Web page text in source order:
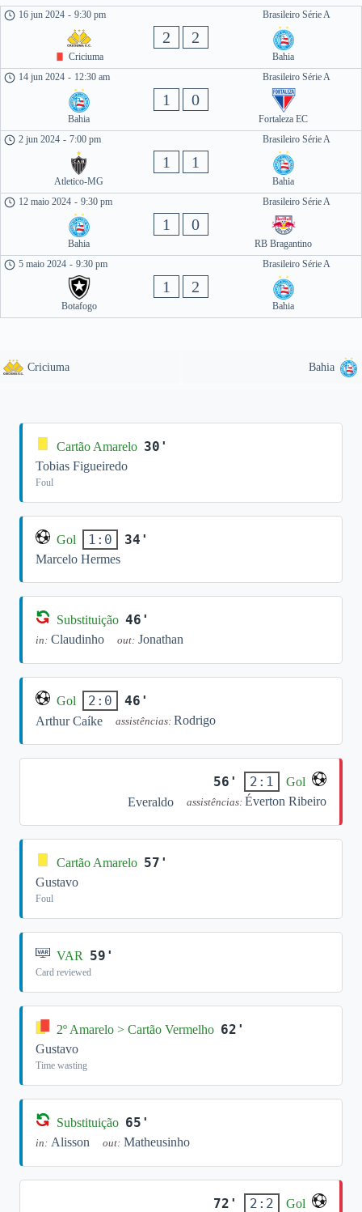
Brasileiro Série A
16 jun 2024 - 9:30 pm
Criciuma
2 2
Bahia
Brasileiro Série A
14 jun 2024 - 12:30 am
Bahia
1 0
Fortaleza EC
Brasileiro Série A
2 jun 2024 - 7:00 pm
Atletico-MG
1 1
Bahia
Brasileiro Série A
12 maio 2024 - 9:30 pm
Bahia
1 0
RB Bragantino
Brasileiro Série A
5 maio 2024 - 9:30 pm
Botafogo
1 2
Bahia
Criciuma Bahia
Cartão Amarelo 30'
Tobias Figueiredo
Foul
Gol 1:0 34'
Marcelo Hermes
Substituição 46'
in: Claudinho out: Jonathan
Gol 2:0 46'
Arthur Caíke assistências: Rodrigo
56' 2:1
Gol
Everaldo
assistências: Éverton Ribeiro
Cartão Amarelo 57'
Gustavo
Foul
VAR 59'
Card reviewed
2º Amarelo > Cartão Vermelho 62'
Gustavo
Time wasting
Substituição 65'
in: Alisson out: Matheusinho
72' 2:2
Gol